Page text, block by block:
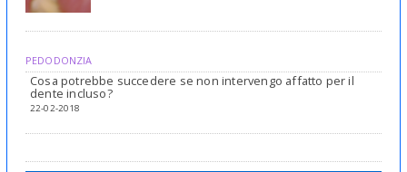
PEDODONZIA
Cosa potrebbe succedere se non intervengo affatto per il
dente incluso?
22-02-2018